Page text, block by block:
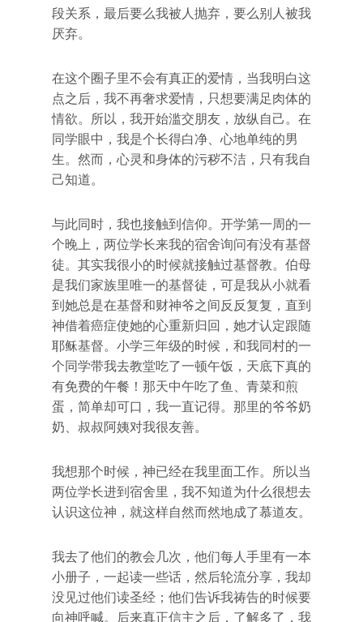
段关系，最后要么我被人抛弃，要么别人被我
厌弃。
在这个圈子里不会有真正的爱情，当我明白这
点之后，我不再奢求爱情，只想要满足肉体的
情欲。所以，我开始滥交朋友，放纵自己。在
同学眼中，我是个长得白净、心地单纯的男
生。然而，心灵和身体的污秽不洁，只有我自
己知道。
与此同时，我也接触到信仰。开学第一周的一
个晚上，两位学长来我的宿舍询问有没有基督
徒。其实我很小的时候就接触过基督教。伯母
是我们家族里唯一的基督徒，可是我从小就看
到她总是在基督和财神爷之间反反复复，直到
神借着癌症使她的心重新归回，她才认定跟随
耶稣基督。小学三年级的时候，和我同村的一
个同学带我去教堂吃了一顿午饭，天底下真的
有免费的午餐！那天中午吃了鱼、青菜和煎
蛋，简单却可口，我一直记得。那里的爷爷奶
奶、叔叔阿姨对我很友善。
我想那个时候，神已经在我里面工作。所以当
两位学长进到宿舍里，我不知道为什么很想去
认识这位神，就这样自然而然地成了慕道友。
我去了他们的教会几次，他们每人手里有一本
小册子，一起读一些话，然后轮流分享，我却
没见过他们读圣经；他们告诉我祷告的时候要
向神呼喊。后来真正信主之后，了解多了，我